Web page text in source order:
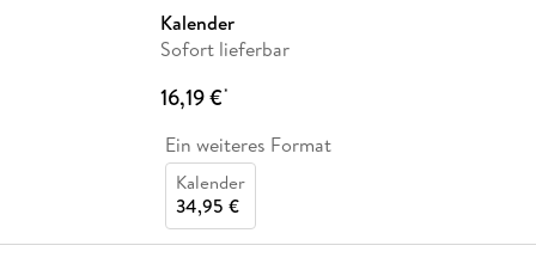
Kalender
Sofort lieferbar
16,19 €*
Ein weiteres Format
Kalender
34,95 €